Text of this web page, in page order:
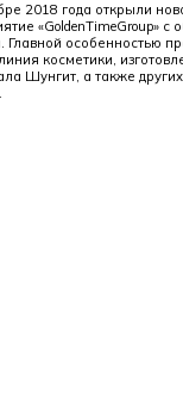
2018 года открыли
«GoldenTimeGroup» с
особенностью
косметики,
Шунгит, а также других